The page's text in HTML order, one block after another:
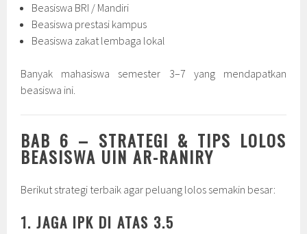
Beasiswa BRI / Mandiri
Beasiswa prestasi kampus
Beasiswa zakat lembaga lokal
Banyak mahasiswa semester 3–7 yang mendapatkan
beasiswa ini.
BAB 6 – STRATEGI & TIPS LOLOS
BEASISWA UIN AR-RANIRY
Berikut strategi terbaik agar peluang lolos semakin besar:
1. JAGA IPK DI ATAS 3.5